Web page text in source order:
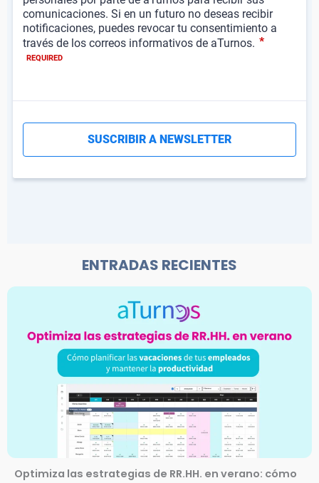
ENTRADAS RECIENTES
Optimiza las estrategias de RR.HH. en verano: cómo